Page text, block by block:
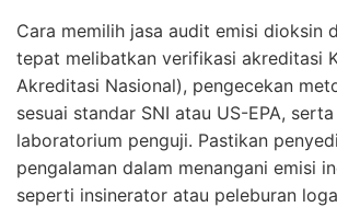
Cara memilih jasa audit emisi dioksin
tepat melibatkan verifikasi akreditasi
Akreditasi Nasional), pengecekan
sesuai standar SNI atau US-EPA,
laboratorium penguji. Pastikan
pengalaman dalam menangani emisi
seperti insinerator atau peleburan